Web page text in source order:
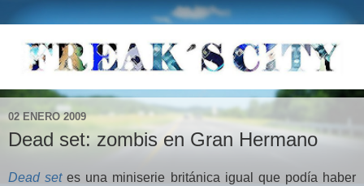
02 ENERO 2009
Dead set: zombis en Gran Hermano
Dead setes una miniserie británica igual que podía haber